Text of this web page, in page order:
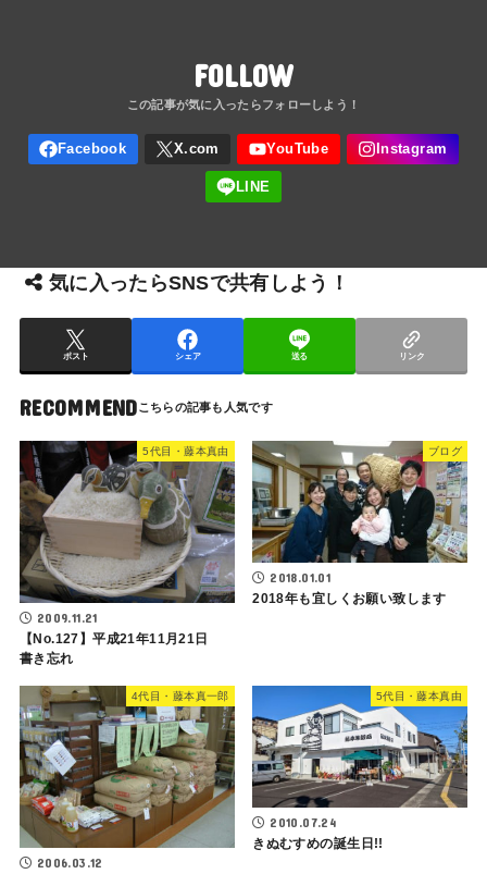
FOLLOW
気に入ったらSNSで共有しよう！
ポスト シェア 送る リンク
RECOMMEND
5代目・藤本真由
2009.11.21
【No.127】平成21年11月21日
書き忘れ
ブログ
2018.01.01
2018年も宜しくお願い致します
4代目・藤本真一郎
2006.03.12
5代目・藤本真由
2010.07.24
きぬむすめの誕生日!!